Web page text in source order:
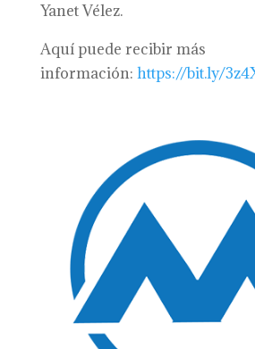
Yanet Vélez.
Aquí puede recibir más
información: https://bit.ly/